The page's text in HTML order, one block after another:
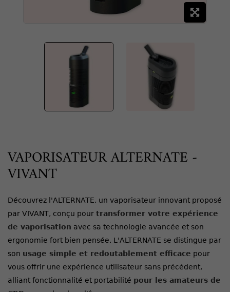
VAPORISATEUR ALTERNATE -
VIVANT
Découvrez l'ALTERNATE, un vaporisateur innovant proposé
par VIVANT, conçu pour transformer votre expérience
de vaporisation avec sa technologie avancée et son
ergonomie fort bien pensée. L'ALTERNATE se distingue par
son usage simple et redoutablement efficace pour
vous offrir une expérience utilisateur sans précédent,
alliant fonctionnalité et portabilité pour les amateurs de